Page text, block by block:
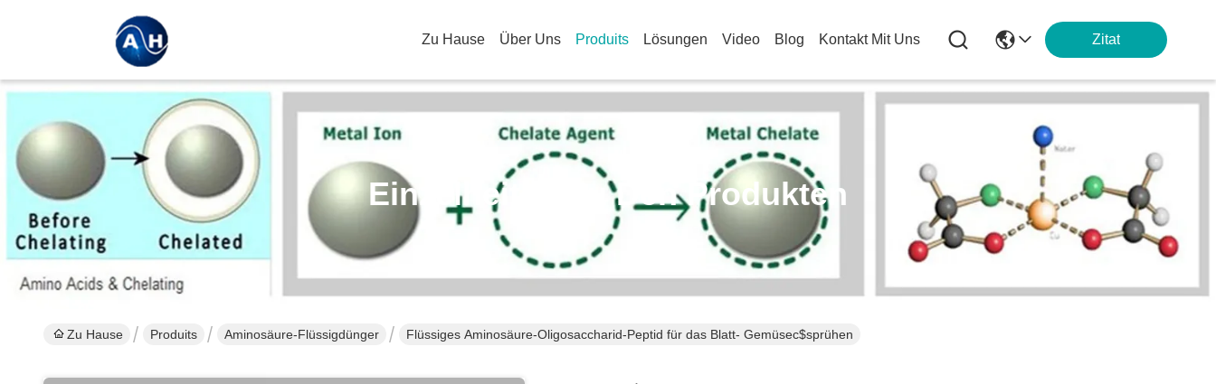
Zu Hause Über Uns Produits Lösungen Video Blog Kontakt Mit Uns Zitat
Einzelheiten Zu Den Produkten
Zu Hause Produits Aminosäure-Flüssigdünger Flüssiges Aminosäure-Oligosaccharid-Peptid für das Blatt- Gemüsec$sprühen